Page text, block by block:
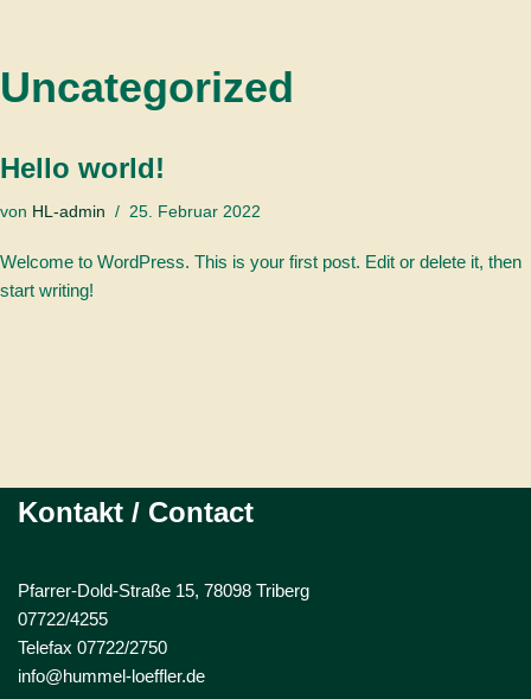
Uncategorized
Hello world!
von HL-admin 25. Februar 2022
Welcome to WordPress. This is your first post. Edit or delete it, then
start writing!
Kontakt / Contact
Pfarrer-Dold-Straße 15, 78098 Triberg
07722/4255
Telefax 07722/2750
info@hummel-loeffler.de